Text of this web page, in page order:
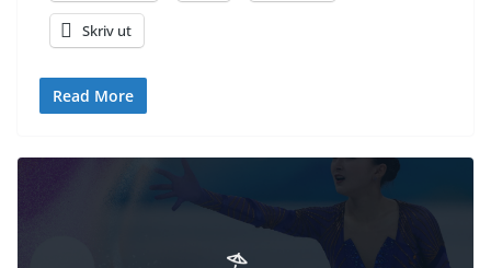
Skriv ut
Read More